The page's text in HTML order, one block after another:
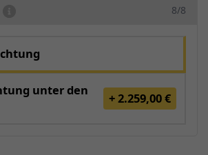
8/8
unter den
+ 2.259,00 €